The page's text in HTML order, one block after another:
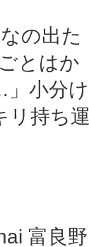
の出た
とはか
小分け
リ持ち運
富良野